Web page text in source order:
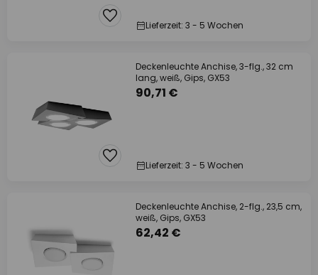
Lieferzeit: 3 - 5 Wochen
Deckenleuchte Anchise, 3-flg., 32 cm
lang, weiß, Gips, GX53
90,71 €
Lieferzeit: 3 - 5 Wochen
Deckenleuchte Anchise, 2-flg., 23,5 cm,
weiß, Gips, GX53
62,42 €